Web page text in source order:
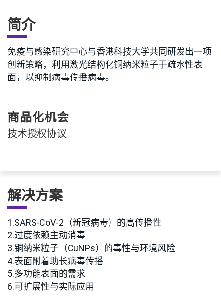
简介
免疫与感染研究中心与香港科技大学共同研发出一项
创新策略，利用激光结构化铜纳米粒子于疏水性表
面，以抑制病毒传播病毒。
商品化机会
技术授权协议
解决方案
1.SARS-CoV-2（新冠病毒）的高传播性
2.过度依赖主动消毒
3.铜纳米粒子（CuNPs）的毒性与环境风险
4.表面附着助长病毒传播
5.多功能表面的需求
6.可扩展性与实际应用